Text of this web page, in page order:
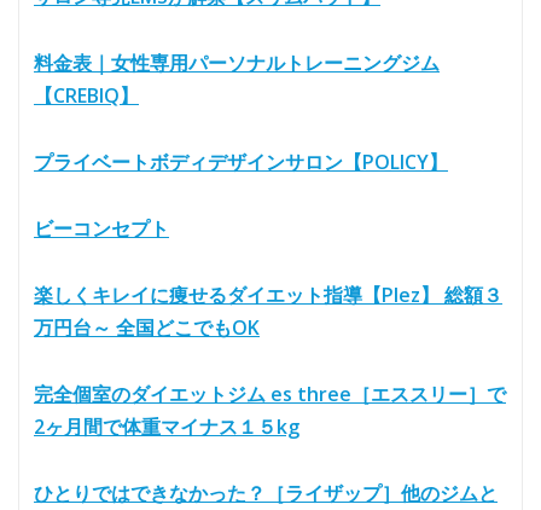
料金表｜女性専用パーソナルトレーニングジム
【CREBIQ】
プライベートボディデザインサロン【POLICY】
ビーコンセプト
楽しくキレイに痩せるダイエット指導【Plez】 総額３
万円台～ 全国どこでもOK
完全個室のダイエットジム es three［エススリー］で
2ヶ月間で体重マイナス１５kg
ひとりではできなかった？［ライザップ］他のジムと